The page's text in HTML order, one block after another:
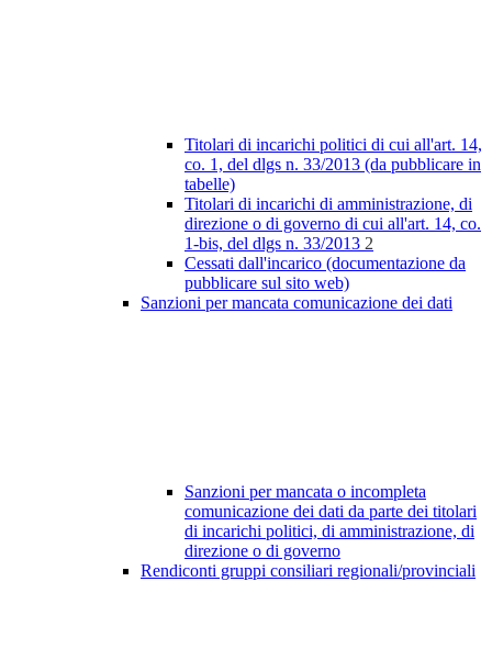
Titolari di incarichi politici di cui all'art. 14,
co. 1, del dlgs n. 33/2013 (da pubblicare in
tabelle)
Titolari di incarichi di amministrazione, di
direzione o di governo di cui all'art. 14, co.
1-bis, del dlgs n. 33/2013 2
Cessati dall'incarico (documentazione da
pubblicare sul sito web)
Sanzioni per mancata comunicazione dei dati
Sanzioni per mancata o incompleta
comunicazione dei dati da parte dei titolari
di incarichi politici, di amministrazione, di
direzione o di governo
Rendiconti gruppi consiliari regionali/provinciali